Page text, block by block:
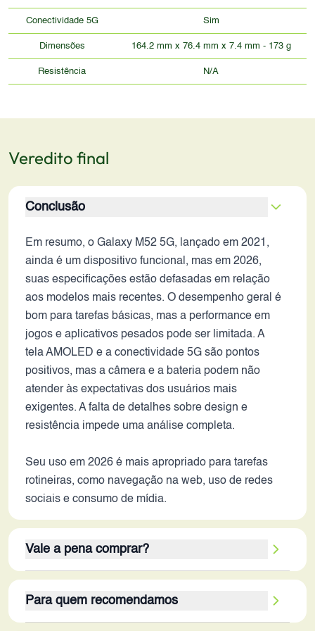
Conectividade 5G Sim
Dimensões 164.2 mm x 76.4 mm x 7.4 mm - 173 g
Resistência N/A
Veredito final
Conclusão
Em resumo, o Galaxy M52 5G, lançado em 2021,
ainda é um dispositivo funcional, mas em 2026,
suas especificações estão defasadas em relação
aos modelos mais recentes. O desempenho geral é
bom para tarefas básicas, mas a performance em
jogos e aplicativos pesados pode ser limitada. A
tela AMOLED e a conectividade 5G são pontos
positivos, mas a câmera e a bateria podem não
atender às expectativas dos usuários mais
exigentes. A falta de detalhes sobre design e
resistência impede uma análise completa.
Seu uso em 2026 é mais apropriado para tarefas
rotineiras, como navegação na web, uso de redes
sociais e consumo de mídia.
Vale a pena comprar?
AMOLED de 120Hz e a bateria de longa duração, o
Galaxy M52 5G não é a melhor opção em 2026.
Para quem recomendamos